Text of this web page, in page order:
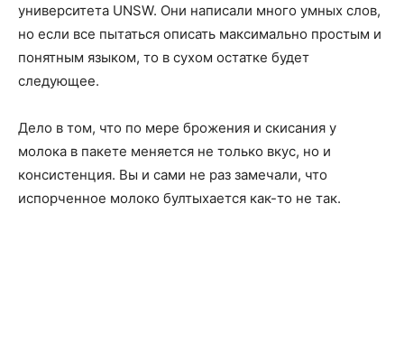
университета UNSW. Они написали много умных слов,
но если все пытаться описать максимально простым и
понятным языком, то в сухом остатке будет
следующее.
Дело в том, что по мере брожения и скисания у
молока в пакете меняется не только вкус, но и
консистенция. Вы и сами не раз замечали, что
испорченное молоко бултыхается как-то не так.